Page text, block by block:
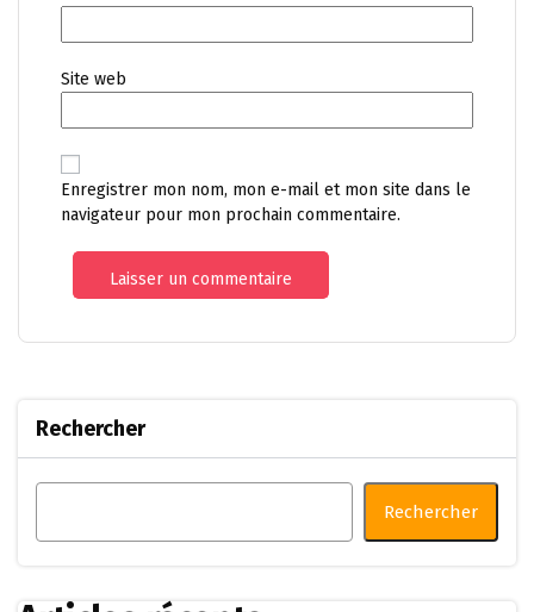
Site web
Enregistrer mon nom, mon e-mail et mon site dans le
navigateur pour mon prochain commentaire.
Rechercher
Rechercher